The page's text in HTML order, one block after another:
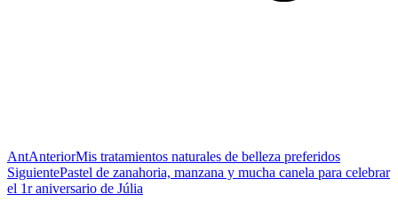
AntAnteriorMis tratamientos naturales de belleza preferidos
SiguientePastel de zanahoria, manzana y mucha canela para celebrar
el 1r aniversario de Júlia